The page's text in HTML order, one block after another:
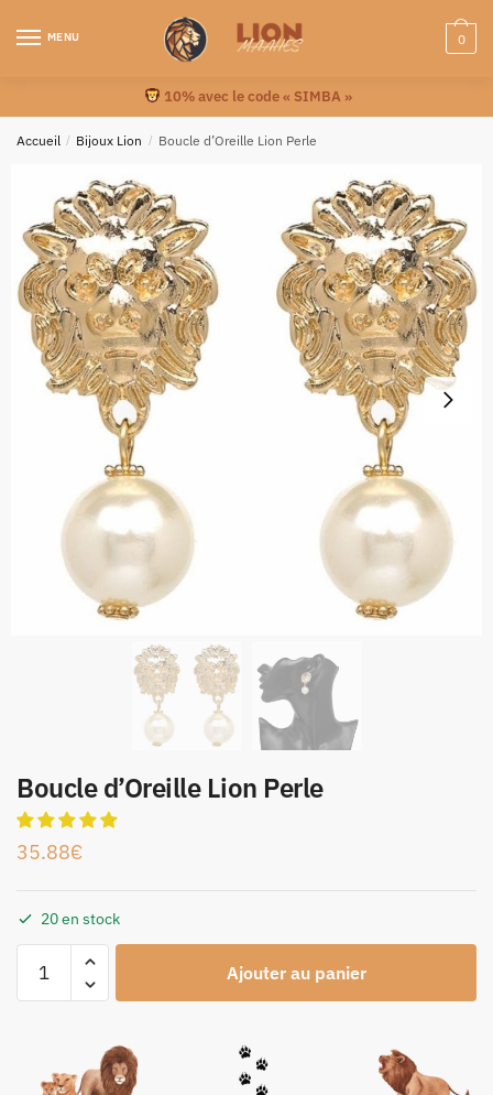
MENU 0
10% avec le code « SIMBA »
Accueil / Bijoux Lion / Boucle d’Oreille Lion Perle
Boucle d’Oreille Lion Perle
35.88€
20 en stock
Ajouter au panier